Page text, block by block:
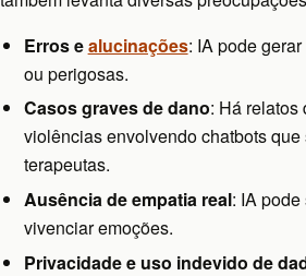
Erros ealucinações: IA pode
ou perigosas.
Casos graves de dano: Há relatos
violências envolvendo chatbots
terapeutas.
Ausência de empatia real: IA pode
vivenciar emoções.
Privacidade e uso indevido de